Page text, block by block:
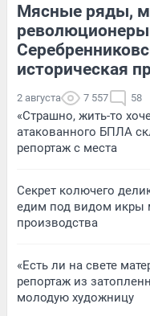
Мясные ряды,
историческая
2 августа 7 557 58
«Страшно, жить-то
атакованного БПЛА
репортаж с места
Секрет колючего
едим под видом икры
производства
«Есть ли на свете
репортаж из
молодую художницу